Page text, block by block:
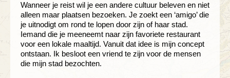
Wanneer je reist wil je een andere cultuur beleven en niet
alleen maar plaatsen bezoeken. Je zoekt een ‘amigo’ die
je uitnodigt om rond te lopen door zijn of haar stad.
Iemand die je meeneemt naar zijn favoriete restaurant
voor een lokale maaltijd. Vanuit dat idee is mijn concept
ontstaan. Ik besloot een vriend te zijn voor de mensen
die mijn stad bezochten.